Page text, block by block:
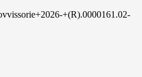
+(R).0000161.02-